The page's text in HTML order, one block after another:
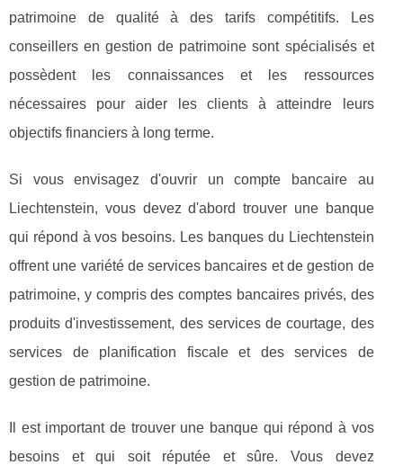
patrimoine de qualité à des tarifs compétitifs. Les
conseillers en gestion de patrimoine sont spécialisés et
possèdent les connaissances et les ressources
nécessaires pour aider les clients à atteindre leurs
objectifs financiers à long terme.
Si vous envisagez d'ouvrir un compte bancaire au
Liechtenstein, vous devez d'abord trouver une banque
qui répond à vos besoins. Les banques du Liechtenstein
offrent une variété de services bancaires et de gestion de
patrimoine, y compris des comptes bancaires privés, des
produits d'investissement, des services de courtage, des
services de planification fiscale et des services de
gestion de patrimoine.
Il est important de trouver une banque qui répond à vos
besoins et qui soit réputée et sûre. Vous devez